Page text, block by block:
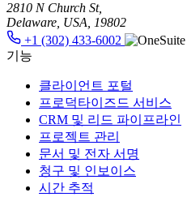
2810 N Church St,
Delaware, USA, 19802
+1 (302) 433-6002
기능
클라이언트 포털
프로덕타이즈드 서비스
CRM 및 리드 파이프라인
프로젝트 관리
문서 및 전자 서명
청구 및 인보이스
시간 추적